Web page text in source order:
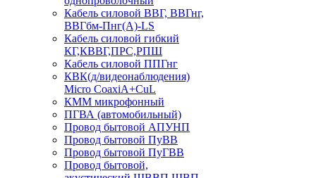
Кабель силовой ВВГ, ВВГнг,
ВВГбм-Пнг(А)-LS
Кабель силовой гибкий
КГ,КВВГ,ПРС,РПШ
Кабель силовой ППГнг
КВК(д/видеонаблюдения)
Micro CoaxiA+CuL
КММ микрофонный
ПГВА (автомобильный)
Провод бытовой АПУНП
Провод бытовой ПуВВ
Провод бытовой ПуГВВ
Провод бытовой,